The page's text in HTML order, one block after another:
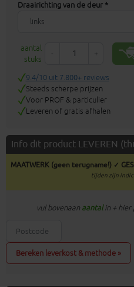
Draairichting van de deur *
aantal
stuks
- +
9.4/10 uit 7.800+ reviews
Steeds scherpe prijzen
Voor PROF & particulier
Leveren of gratis afhalen
Info dit product LEVEREN
MAATWERK (geen terugname!) ✓
tijden zijn
vul bovenaan aantalin + hier
Bereken leverkost & methode »